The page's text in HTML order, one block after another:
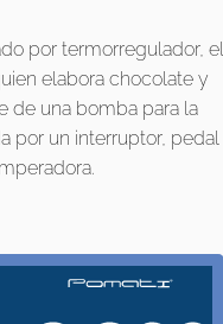
por termorregulador, el
elabora chocolate y
de una bomba para la
por un interruptor, pedal